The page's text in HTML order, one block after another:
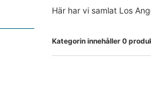
Här har vi samlat Los
Kategorin innehåller 0